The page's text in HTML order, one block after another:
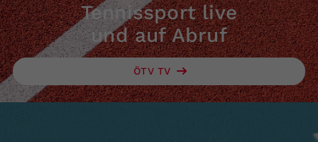
Tennissport live
und auf Abruf
ÖTV TV